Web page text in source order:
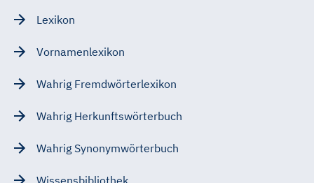
Lexikon
Vornamenlexikon
Wahrig Fremdwörterlexikon
Wahrig Herkunftswörterbuch
Wahrig Synonymwörterbuch
Wissensbibliothek